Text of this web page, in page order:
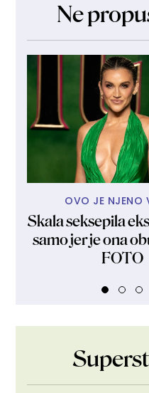
Ne
OVO JE NJENO
Skala seksepila
samo jer je ona
FOTO